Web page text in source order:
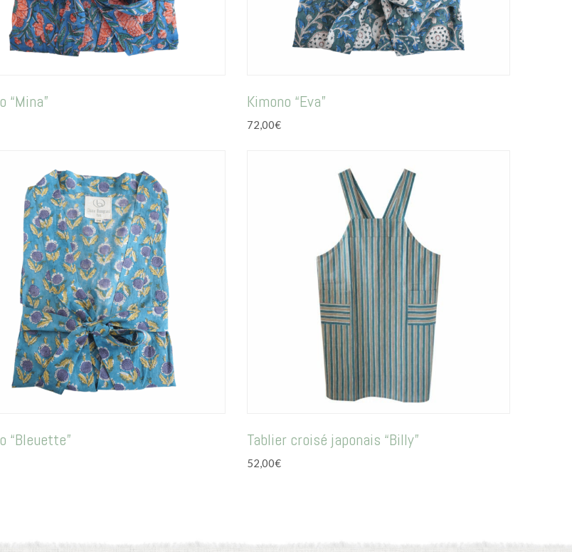
“Mina” Kimono “Eva”
72,00€
“Bleuette” Tablier croisé japonais “Billy”
52,00€